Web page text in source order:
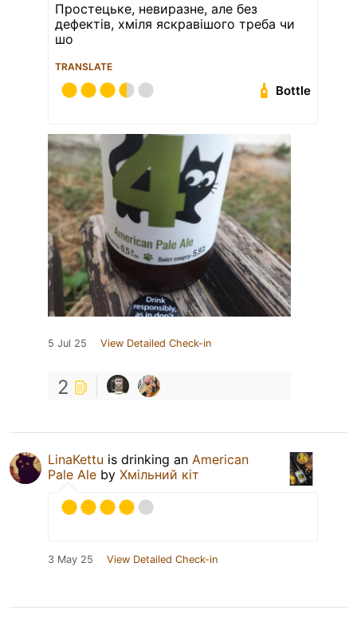
Простецьке, невиразне, але без
дефектів, хміля яскравішого треба чи
шо
TRANSLATE
Bottle
5 Jul 25 View Detailed Check-in
2
LinaKettu is drinking an American
Pale Ale by Хмільний кіт
3 May 25 View Detailed Check-in